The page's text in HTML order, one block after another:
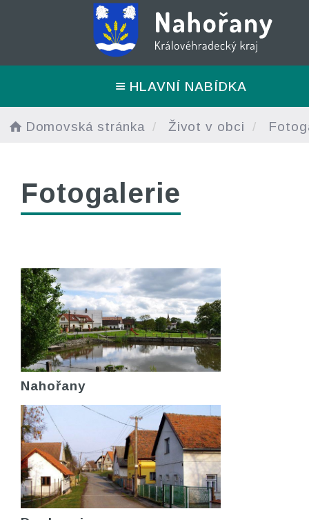
HLAVNÍ NABÍDKA
Domovská stránka Život v obci
Fotogalerie
Nahořany